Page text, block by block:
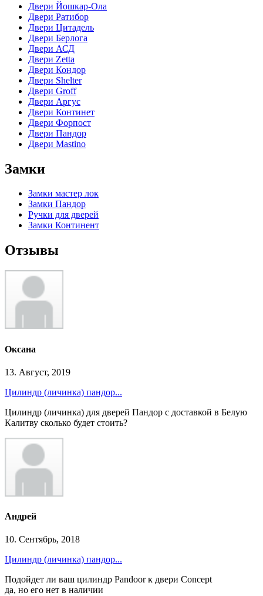
Двери Йошкар-Ола
Двери Ратибор
Двери Цитадель
Двери Берлога
Двери АСД
Двери Zetta
Двери Кондор
Двери Shelter
Двери Groff
Двери Аргус
Двери Континет
Двери Форпост
Двери Пандор
Двери Mastino
Замки
Замки мастер лок
Замки Пандор
Ручки для дверей
Замки Континент
Отзывы
Оксана
13. Август, 2019
Цилиндр (личинка) пандор...
Цилиндр (личинка) для дверей Пандор с доставкой в Белую
Калитву сколько будет стоить?
Андрей
10. Сентябрь, 2018
Цилиндр (личинка) пандор...
Подойдет ли ваш цилиндр Pandoor к двери Concept
да, но его нет в наличии